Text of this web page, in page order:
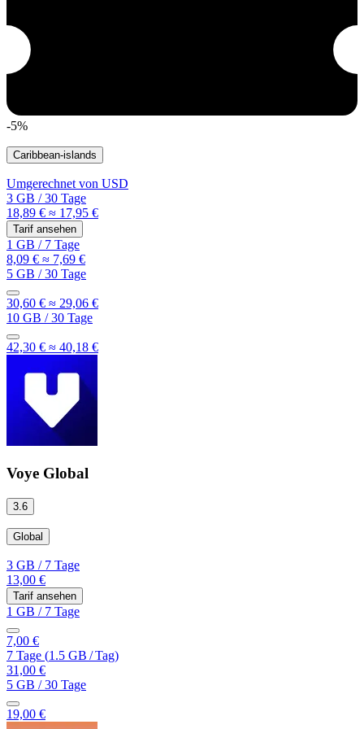
-5%
Caribbean-islands
Umgerechnet von USD
3 GB /30 Tage
18,89 € ≈ 17,95 €
Tarif ansehen
1 GB /7 Tage
8,09 € ≈ 7,69 €
5 GB /30 Tage
30,60 € ≈ 29,06 €
10 GB /30 Tage
42,30 € ≈ 40,18 €
Voye Global
3.6
Global
3 GB /7 Tage
13,00 €
Tarif ansehen
1 GB /7 Tage
7,00 €
7 Tage (1.5 GB /Tag)
31,00 €
5 GB /30 Tage
19,00 €